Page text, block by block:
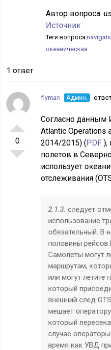
Автор вопроса:
Источник
Теги вопроса:
океаническая
1 ответ
0
flyman Админ.
Согласно данным
Atlantic Operations
2014/2015) (PDF),
полетов в
использует
отслеживания
2.1.3:следует
использование
обязательный. В
половины рейсов
Самолеты могут
маршрутам,
или могут летите
который
внешний след
мешает
который
случае
время как УВД